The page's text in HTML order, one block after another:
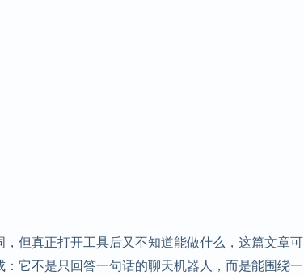
但真正打开工具后又不知道能做什么，这篇文章可
它不是只回答一句话的聊天机器人，而是能围绕一